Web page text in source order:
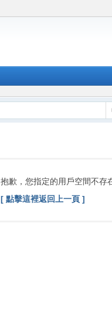
抱歉，您指定的用戶空間不存
[ 點擊這裡返回上一頁 ]